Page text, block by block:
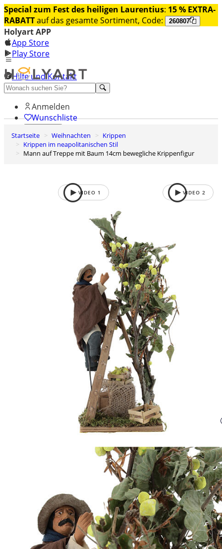
Special zum Fest des heiligen Laurentius: 15 % EXTRA-
RABATTauf das gesamte Sortiment, Code: 260807
Holyart APP
App Store
Play Store
Hilfe und Kontakt
Entdecken Sie Premium
Anmelden
Wunschliste
0
Warenkorb
Startseite Weihnachten
Krippen
Krippen im neapolitanischen Stil
Mann auf Treppe mit Baum 14cm bewegliche Krippenfigur
VIDEO 1 VIDEO 2